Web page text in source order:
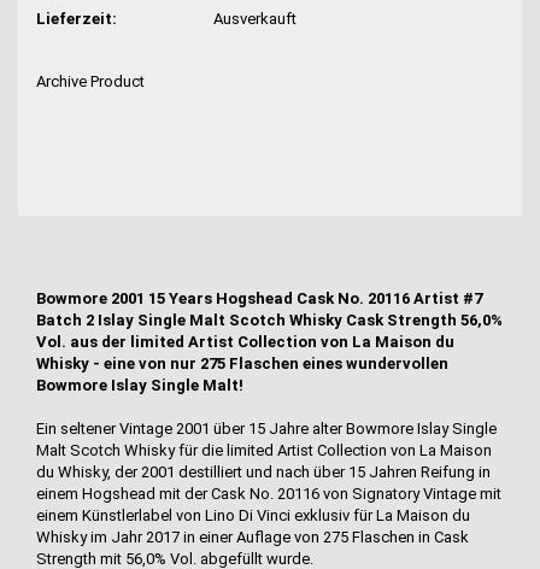
Lieferzeit:
Ausverkauft
Archive Product
Bowmore 2001 15 Years Hogshead Cask No. 20116 Artist #7
Batch 2 Islay Single Malt Scotch Whisky Cask Strength 56,0%
Vol. aus der limited Artist Collection von La Maison du
Whisky - eine von nur 275 Flaschen eines wundervollen
Bowmore Islay Single Malt!
Ein seltener Vintage 2001 über 15 Jahre alter Bowmore Islay Single
Malt Scotch Whisky für die limited Artist Collection von La Maison
du Whisky, der 2001 destilliert und nach über 15 Jahren Reifung in
einem Hogshead mit der Cask No. 20116 von Signatory Vintage mit
einem Künstlerlabel von Lino Di Vinci exklusiv für La Maison du
Whisky im Jahr 2017 in einer Auflage von 275 Flaschen in Cask
Strength mit 56,0% Vol. abgefüllt wurde.